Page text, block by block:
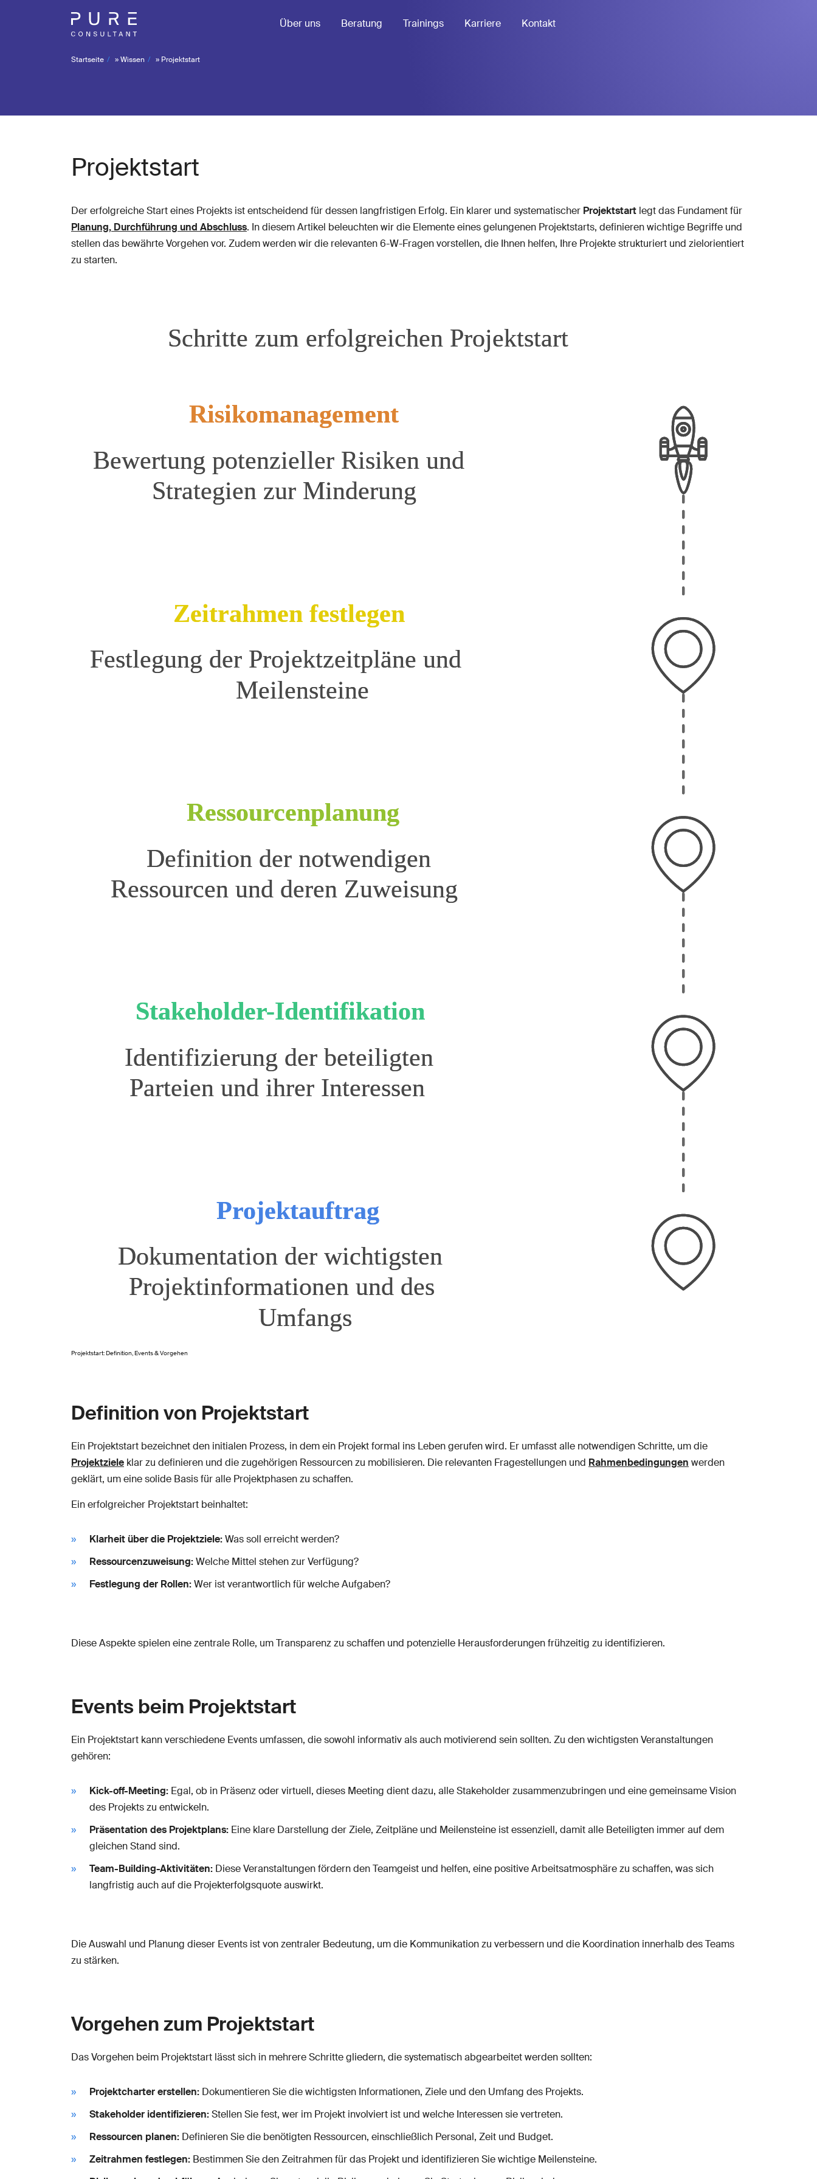
Über uns Beratung Trainings Karriere Kontakt
Startseite »Wissen » Projektstart
Projektstart
Der erfolgreiche Start eines Projekts ist entscheidend für dessen langfristigen Erfolg. Ein klarer und systematischer Projektstart legt das Fundament für
Planung, Durchführung und Abschluss. In diesem Artikel beleuchten wir die Elemente eines gelungenen Projektstarts, definieren wichtige Begriffe und
stellen das bewährte Vorgehen vor. Zudem werden wir die relevanten 6-W-Fragen vorstellen, die Ihnen helfen, Ihre Projekte strukturiert und zielorientiert
zu starten.
Projektstart: Definition, Events & Vorgehen
Definition von Projektstart
Ein Projektstart bezeichnet den initialen Prozess, in dem ein Projekt formal ins Leben gerufen wird. Er umfasst alle notwendigen Schritte, um die
Projektziele klar zu definieren und die zugehörigen Ressourcen zu mobilisieren. Die relevanten Fragestellungen und Rahmenbedingungen werden
geklärt, um eine solide Basis für alle Projektphasen zu schaffen.
Ein erfolgreicher Projektstart beinhaltet:
Klarheit über die Projektziele:Was soll erreicht werden?
Ressourcenzuweisung:Welche Mittel stehen zur Verfügung?
Festlegung der Rollen:Wer ist verantwortlich für welche Aufgaben?
Diese Aspekte spielen eine zentrale Rolle, um Transparenz zu schaffen und potenzielle Herausforderungen frühzeitig zu identifizieren.
Events beim Projektstart
Ein Projektstart kann verschiedene Events umfassen, die sowohl informativ als auch motivierend sein sollten. Zu den wichtigsten Veranstaltungen
gehören:
Kick-off-Meeting: Egal, ob in Präsenz oder virtuell, dieses Meeting dient dazu, alle Stakeholder zusammenzubringen und eine gemeinsame Vision
des Projekts zu entwickeln.
Präsentation des Projektplans: Eine klare Darstellung der Ziele, Zeitpläne und Meilensteine ist essenziell, damit alle Beteiligten immer auf dem
gleichen Stand sind.
Team-Building-Aktivitäten: Diese Veranstaltungen fördern den Teamgeist und helfen, eine positive Arbeitsatmosphäre zu schaffen, was sich
langfristig auch auf die Projekterfolgsquote auswirkt.
Die Auswahl und Planung dieser Events ist von zentraler Bedeutung, um die Kommunikation zu verbessern und die Koordination innerhalb des Teams
zu stärken.
Vorgehen zum Projektstart
Das Vorgehen beim Projektstart lässt sich in mehrere Schritte gliedern, die systematisch abgearbeitet werden sollten:
Projektcharter erstellen: Dokumentieren Sie die wichtigsten Informationen, Ziele und den Umfang des Projekts.
Stakeholder identifizieren:Stellen Sie fest, wer im Projekt involviert ist und welche Interessen sie vertreten.
Ressourcen planen: Definieren Sie die benötigten Ressourcen, einschließlich Personal, Zeit und Budget.
Zeitrahmen festlegen: Bestimmen Sie den Zeitrahmen für das Projekt und identifizieren Sie wichtige Meilensteine.